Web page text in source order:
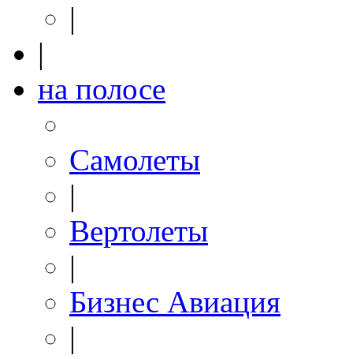
|
|
на полосе
Самолеты
|
Вертолеты
|
Бизнес Авиация
|